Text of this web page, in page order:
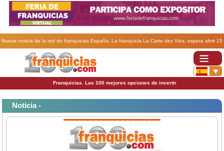
Nueva noticia de la red de franquicias España. La franquicia La Carte des Vins, espera abrir 15
Franquicias. Las 100 mejores opciones de invertir
Noticia -